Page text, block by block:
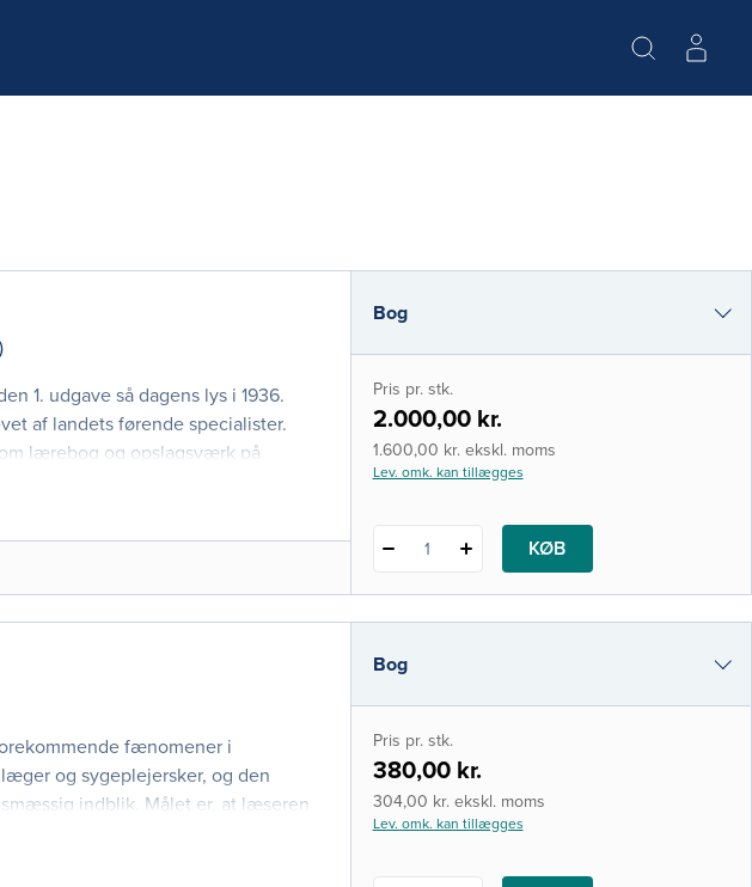
1. udgave så dagens lys i 1936.
af landets førende specialister.
lærebog og opslagsværk på
Bog
e-bog (epub3)
i-bog
Pris pr. stk.
2.000,00 kr.
1.600,00 kr. ekskl. moms
Lev. omk. kan tillægges
1 KØB
fænomener i
og sygeplejersker, og den
indblik. Målet er, at læseren
Bog
i-bog
Pris pr. stk.
380,00 kr.
304,00 kr. ekskl. moms
Lev. omk. kan tillægges